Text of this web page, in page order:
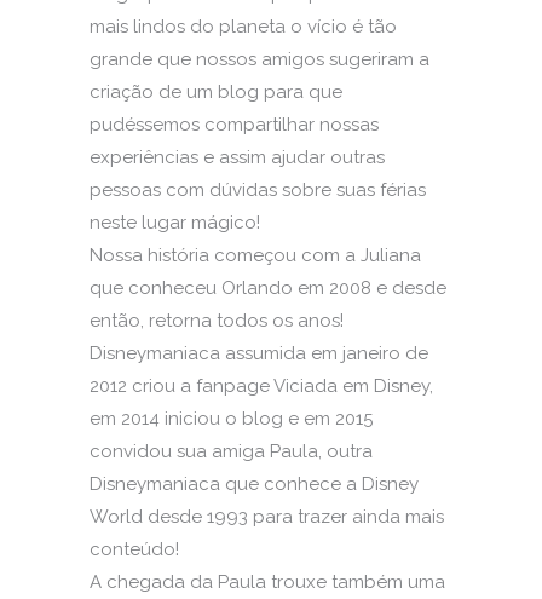
mais lindos do planeta o vício é tão
grande que nossos amigos sugeriram a
criação de um blog para que
pudéssemos compartilhar nossas
experiências e assim ajudar outras
pessoas com dúvidas sobre suas férias
neste lugar mágico!
Nossa história começou com a Juliana
que conheceu Orlando em 2008 e desde
então, retorna todos os anos!
Disneymaniaca assumida em janeiro de
2012 criou a fanpage Viciada em Disney,
em 2014 iniciou o blog e em 2015
convidou sua amiga Paula, outra
Disneymaniaca que conhece a Disney
World desde 1993 para trazer ainda mais
conteúdo!
A chegada da Paula trouxe também uma